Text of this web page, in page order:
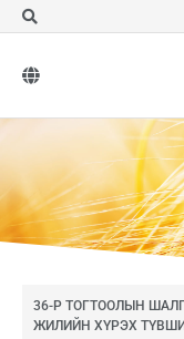
36-Р ТОГТООЛЫН
ЖИЛИЙН ХҮРЭХ